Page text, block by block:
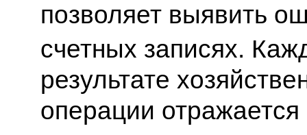
позволяет выявить
счетных записях.
результате
операции отражается